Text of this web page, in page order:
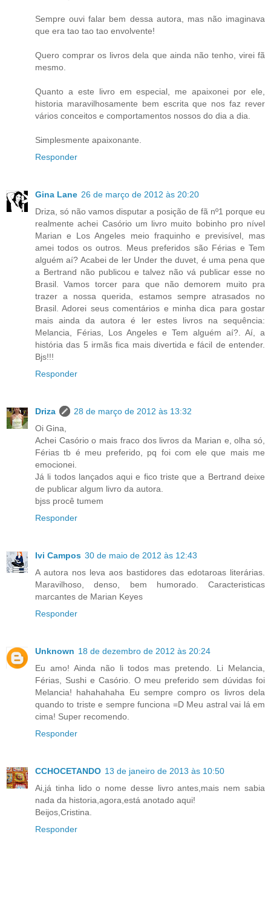
Sempre ouvi falar bem dessa autora, mas não imaginava
que era tao tao tao envolvente!
Quero comprar os livros dela que ainda não tenho, virei fã
mesmo.
Quanto a este livro em especial, me apaixonei por ele,
historia maravilhosamente bem escrita que nos faz rever
vários conceitos e comportamentos nossos do dia a dia.
Simplesmente apaixonante.
Responder
Gina Lane 26 de março de 2012 às 20:20
Driza, só não vamos disputar a posição de fã nº1 porque eu
realmente achei Casório um livro muito bobinho pro nível
Marian e Los Angeles meio fraquinho e previsível, mas
amei todos os outros. Meus preferidos são Férias e Tem
alguém aí? Acabei de ler Under the duvet, é uma pena que
a Bertrand não publicou e talvez não vá publicar esse no
Brasil. Vamos torcer para que não demorem muito pra
trazer a nossa querida, estamos sempre atrasados no
Brasil. Adorei seus comentários e minha dica para gostar
mais ainda da autora é ler estes livros na sequência:
Melancia, Férias, Los Angeles e Tem alguém aí?. Aí, a
história das 5 irmãs fica mais divertida e fácil de entender.
Bjs!!!
Responder
Driza
28 de março de 2012 às 13:32
Oi Gina,
Achei Casório o mais fraco dos livros da Marian e, olha só,
Férias tb é meu preferido, pq foi com ele que mais me
emocionei.
Já li todos lançados aqui e fico triste que a Bertrand deixe
de publicar algum livro da autora.
bjss procê tumem
Responder
Ivi Campos 30 de maio de 2012 às 12:43
A autora nos leva aos bastidores das edotaroas literárias.
Maravilhoso, denso, bem humorado. Caracteristicas
marcantes de Marian Keyes
Responder
Unknown 18 de dezembro de 2012 às 20:24
Eu amo! Ainda não li todos mas pretendo. Li Melancia,
Férias, Sushi e Casório. O meu preferido sem dúvidas foi
Melancia! hahahahaha Eu sempre compro os livros dela
quando to triste e sempre funciona =D Meu astral vai lá em
cima! Super recomendo.
Responder
CCHOCETANDO 13 de janeiro de 2013 às 10:50
Ai,já tinha lido o nome desse livro antes,mais nem sabia
nada da historia,agora,está anotado aqui!
Beijos,Cristina.
Responder